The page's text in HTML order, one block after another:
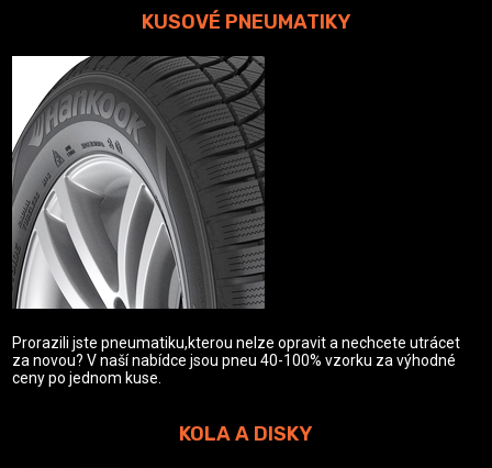
KUSOVÉ PNEUMATIKY
Prorazili jste pneumatiku,kterou nelze opravit a nechcete utrácet
za novou? V naší nabídce jsou pneu 40-100% vzorku za výhodné
ceny po jednom kuse.
KOLA A DISKY